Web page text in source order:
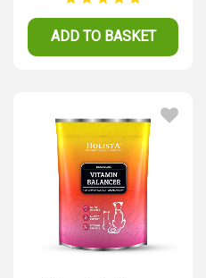
ADD TO BASKET